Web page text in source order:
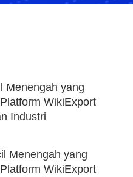
Menengah yang
WikiExport
Industri
Menengah yang
WikiExport